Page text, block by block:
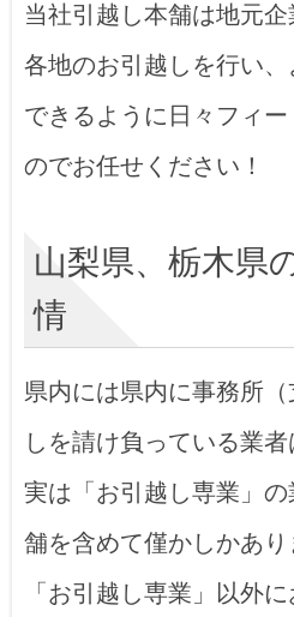
当社引越し本舗は地元
各地のお引越しを行い
できるように日々フィ
のでお任せください！
山梨県、栃木県
情
県内には県内に事務所
しを請け負っている業者
実は「お引越し専業」
舗を含めて僅かしかあり
「お引越し専業」以外